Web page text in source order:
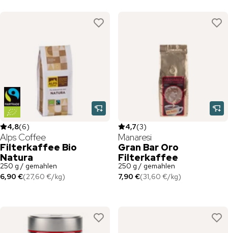
4,8(6)
Alps Coffee
Filterkaffee Bio
Natura
250 g / gemahlen
6,90 €(27,60 €/kg)
4,7(3)
Manaresi
Gran Bar Oro
Filterkaffee
250 g / gemahlen
7,90 €(31,60 €/kg)